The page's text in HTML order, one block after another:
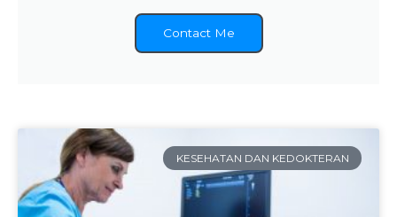
Contact Me
KESEHATAN DAN KEDOKTERAN